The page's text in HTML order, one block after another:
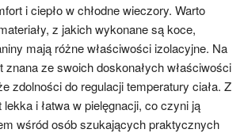
i ciepło w chłodne wieczory. Warto
z jakich wykonane są koce,
mają różne właściwości izolacyjne. Na
znana ze swoich doskonałych właściwości
zdolności do regulacji temperatury ciała. Z
i łatwa w pielęgnacji, co czyni ją
wśród osób szukających praktycznych